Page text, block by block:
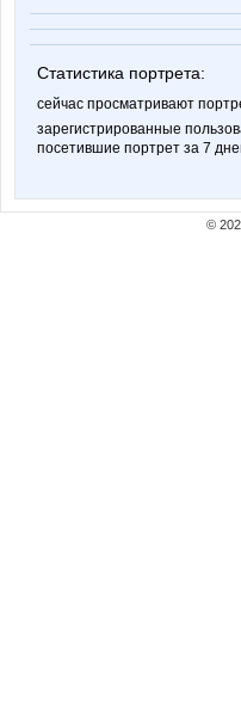
Статистика портрета:
сейчас просматривают
зарегистрированные
посетившие портрет за 7
©